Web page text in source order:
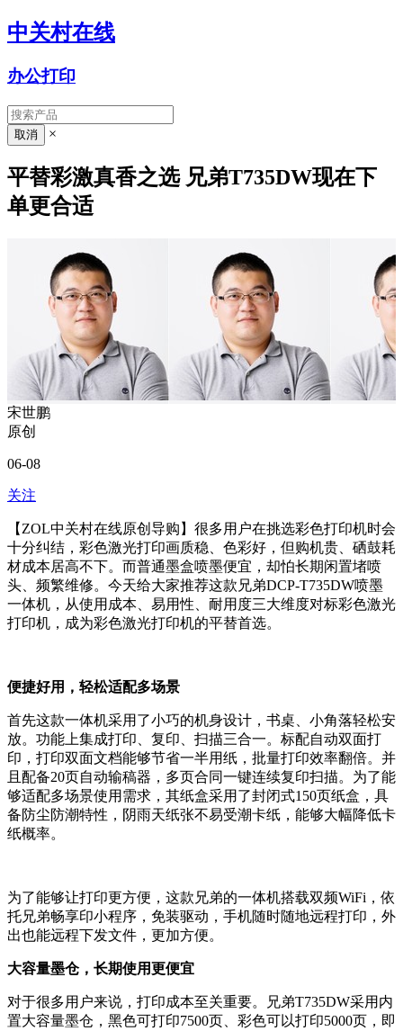
中关村在线
办公打印
×
平替彩激真香之选 兄弟T735DW现在下
单更合适
宋世鹏
原创
06-08
关注
【ZOL中关村在线原创导购】 很多用户在挑选彩色打印机时会
十分纠结，彩色激光打印画质稳、色彩好，但购机贵、硒鼓耗
材成本居高不下。而普通墨盒喷墨便宜，却怕长期闲置堵喷
头、频繁维修。今天给大家推荐这款兄弟DCP-T735DW喷墨
一体机，从使用成本、易用性、耐用度三大维度对标彩色激光
打印机，成为彩色激光打印机的平替首选。
便捷好用，轻松适配多场景
首先这款一体机采用了小巧的机身设计，书桌、小角落轻松安
放。功能上集成打印、复印、扫描三合一。标配自动双面打
印，打印双面文档能够节省一半用纸，批量打印效率翻倍。并
且配备20页自动输稿器，多页合同一键连续复印扫描。为了能
够适配多场景使用需求，其纸盒采用了封闭式150页纸盒，具
备防尘防潮特性，阴雨天纸张不易受潮卡纸，能够大幅降低卡
纸概率。
为了能够让打印更方便，这款兄弟的一体机搭载双频WiFi，依
托兄弟畅享印小程序，免装驱动，手机随时随地远程打印，外
出也能远程下发文件，更加方便。
大容量墨仓，长期使用更便宜
对于很多用户来说，打印成本至关重要。兄弟T735DW采用内
置大容量墨仓，黑色可打印7500页、彩色可以打印5000页，即